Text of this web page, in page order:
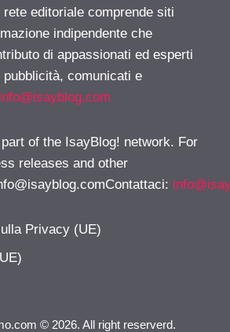
rete editoriale comprende siti
indipendente che
di appassionati ed esperti
comunicati e
info@isayblog.com
of the IsayBlog! network. For
releases and other
:
Privacy (UE)
© 2026. All right reserverd.